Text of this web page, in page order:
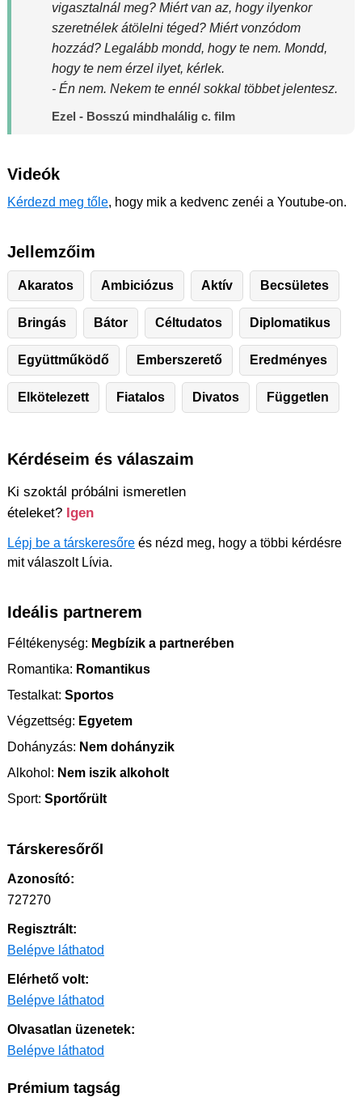
vigasztalnál meg? Miért van az, hogy ilyenkor
szeretnélek átölelni téged? Miért vonzódom
hozzád? Legalább mondd, hogy te nem. Mondd,
hogy te nem érzel ilyet, kérlek.
- Én nem. Nekem te ennél sokkal többet jelentesz.
Ezel - Bosszú mindhalálig c. film
Videók
Kérdezd meg tőle, hogy mik a kedvenc zenéi a Youtube-on.
Jellemzőim
Akaratos Ambiciózus Aktív Becsületes
Bringás Bátor Céltudatos Diplomatikus
Együttműködő Emberszerető Eredményes
Elkötelezett Fiatalos Divatos Független
Kérdéseim és válaszaim
Ki szoktál próbálni ismeretlen
ételeket? Igen
Lépj be a társkeresőre és nézd meg, hogy a többi kérdésre
mit válaszolt Lívia.
Ideális partnerem
Féltékenység: Megbízik a partnerében
Romantika: Romantikus
Testalkat: Sportos
Végzettség: Egyetem
Dohányzás: Nem dohányzik
Alkohol: Nem iszik alkoholt
Sport: Sportőrült
Társkeresőről
Azonosító:
727270
Regisztrált:
Belépve láthatod
Elérhető volt:
Belépve láthatod
Olvasatlan üzenetek:
Belépve láthatod
Prémium tagság